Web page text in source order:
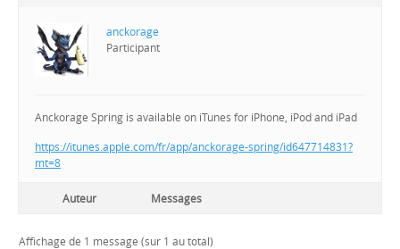
anckorage
Participant
Anckorage Spring is available on iTunes for iPhone, iPod and iPad
https://itunes.apple.com/fr/app/anckorage-spring/id647714831?
mt=8
Auteur Messages
Affichage de 1 message (sur 1 au total)